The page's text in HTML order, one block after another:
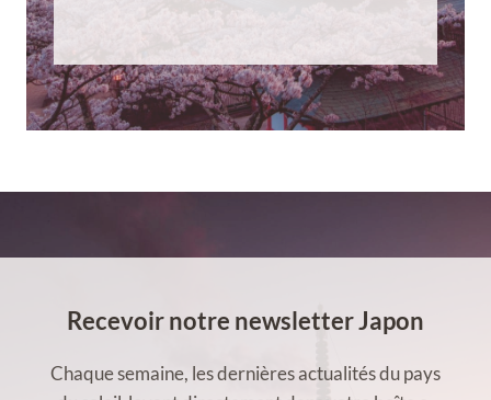
Recevoir notre newsletter Japon
Chaque semaine, les dernières actualités du pays